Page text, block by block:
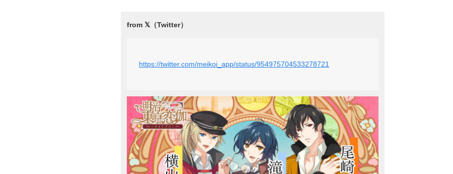
https://twitter.com/meikoi_app/status/954975704533278721